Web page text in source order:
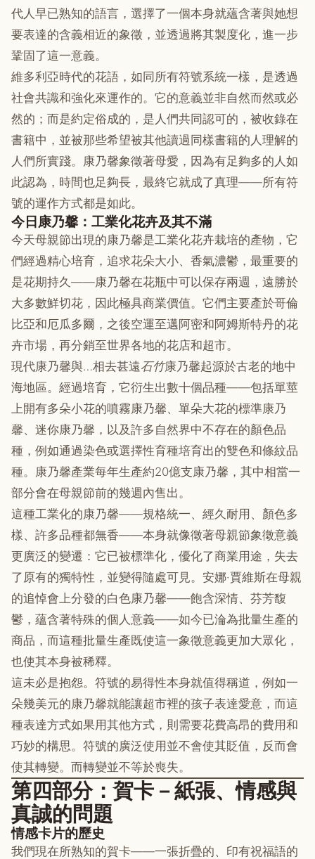
代人早已熟知的語言，選擇了一個本身就蘊含著與她想
要表達的含義相近的象徵，並透過將其製度化，進一步
鞏固了這一意義。
維多利亞時代的花語，如同所有符號系統一樣，是透過
社會共識和強化來運作的。它的意義並非自然而然或必
然的；而是約定俗成的，是人們共同認可的，被收錄在
書籍中，並被那些希望被其他讀過同樣書籍的人理解的
人們所實踐。康乃馨象徵著母愛，因為有足夠多的人如
此認為，時間也足夠長，最終它就成了真理——所有符
號的運作方式都是如此。
今日康乃馨：工業化花卉及其不滿
今天母親節出現的康乃馨是工業化花卉栽培的產物，它
們經過精心培育，追求花朵大小、香氣濃鬱，最重要的
是花期持久——康乃馨在花瓶中可以保存兩週，遠勝於
大多數鮮切花，因此極具商業價值。它們主要產於哥倫
比亞和厄瓜多爾，之後空運至邁阿密和阿姆斯特丹的花
卉市場，再分銷至世界各地的花店和超市。
現代康乃馨與…相去甚遠石竹康乃馨起源於古老的地中
海地區。經過培育，它衍生出數十個品種——包括單莖
上開有多朵小花的噴霧康乃馨、單朵大花的標準康乃
馨、迷你康乃馨，以及許多自然界中不存在的顏色品
種，例如通過染色或選擇性育種培育出的雙色和條紋品
種。康乃馨產業每年生產約20億支康乃馨，其中相當一
部分會在母親節前的幾週內售出。
這種工業化的康乃馨——規格統一、經久耐用、顏色多
樣、許多品種都無香——本身就像徵著母親節象徵意義
更廣泛的變遷：它已被標準化，優化了商業用途，失去
了原有的獨特性，並變得隨處可見。安娜·賈維斯在母親
的追悼會上分發的白色康乃馨——飽含深情、芬芳馥
鬱，蘊含著特殊的個人意義——如今已淪為批量生產的
商品，而這種批量生產既使這一象徵意義更加大眾化，
也使其本身被稀釋。
這未必是抱怨。符號的易得性本身就值得稱道，例如一
朵幾美元的康乃馨就能讓超市裡的孩子表達愛意，而這
種表達方式如果用其他方式，則需要花費高昂的費用和
巧妙的構思。符號的廣泛使用並不會使其貶值，反而會
使其轉變。而轉變並不等於喪失。
第四部分：賀卡－紙張、情感與
真誠的問題
情感卡片的歷史
我們現在所熟知的賀卡——一張折疊的、印有祝福語的